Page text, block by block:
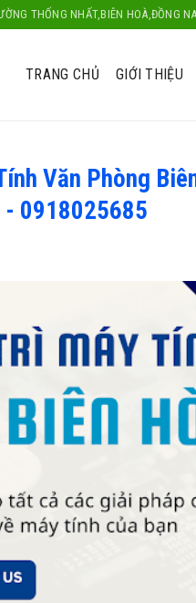
THỐNG NHẤT,BIÊN HOÀ,ĐỒNG
TRANG CHỦ GIỚI THIỆU
Văn Phòng
- 0918025685